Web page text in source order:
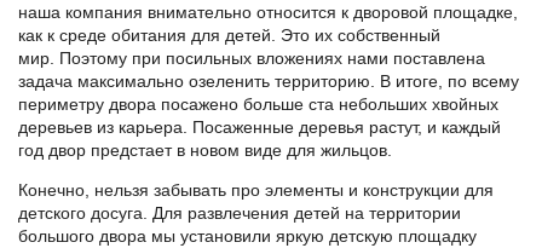
наша компания внимательно относится к дворовой площадке,
как к среде обитания для детей. Это их собственный
мир. Поэтому при посильных вложениях нами поставлена
задача максимально озеленить территорию. В итоге, по всему
периметру двора посажено больше ста небольших хвойных
деревьев из карьера. Посаженные деревья растут, и каждый
год двор предстает в новом виде для жильцов.
Конечно, нельзя забывать про элементы и конструкции для
детского досуга. Для развлечения детей на территории
большого двора мы установили яркую детскую площадку